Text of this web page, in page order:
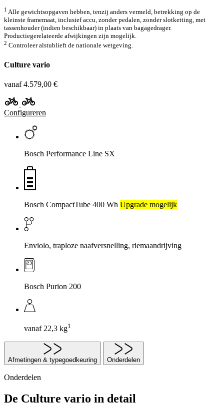
1 Alle gewichtsopgaven hebben, tenzij anders vermeld, betrekking op de
kleinste framemaat, inclusief accu, zonder pedalen, zonder slotketting, met
tassenhouder (indien beschikbaar) in plaats van bagagedrager.
Productiegerelateerde afwijkingen zijn mogelijk.
2 Controleer alstublieft de nationale wetgeving.
Culture vario
vanaf 4.579,00 €
Configureren
Bosch Performance Line SX
Bosch CompactTube 400 Wh Upgrade mogelijk
Enviolo, traploze naafversnelling, riemaandrijving
Bosch Purion 200
vanaf 22,3 kg1
Afmetingen & typegoedkeuring Onderdelen
Onderdelen
De Culture vario in detail